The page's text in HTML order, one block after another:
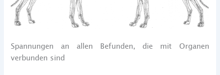
Spannungen an allen Befunden, die mit Organen
verbunden sind